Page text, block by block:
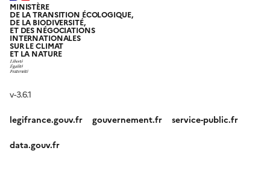
MINISTÈRE
DE LA TRANSITION ÉCOLOGIQUE,
DE LA BIODIVERSITÉ,
ET DES NÉGOCIATIONS
INTERNATIONALES
SUR LE CLIMAT
ET LA NATURE
v-3.6.1
legifrance.gouv.fr
gouvernement.fr
service-public.fr
data.gouv.fr